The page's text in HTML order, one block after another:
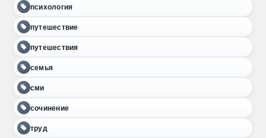
психология
путешествие
путешествия
семья
сми
сочинение
труд